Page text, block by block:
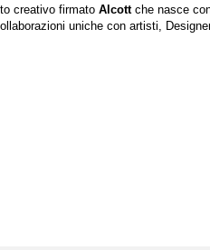
creativo firmato Alcottche nasce
uniche con artisti,